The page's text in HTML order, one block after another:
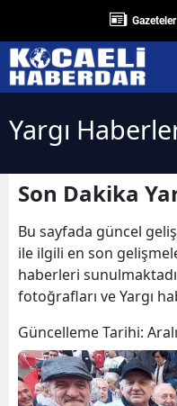
Gazeteler
Yargı
Son Dakika
Bu sayfada güncel
ile ilgili en son
haberleri
fotoğrafları ve Yargı
Güncelleme Tarihi: